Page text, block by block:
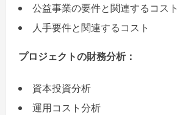
公益事業の要件と関連するコスト
人手要件と関連するコスト
プロジェクトの財務分析：
資本投資分析
運用コスト分析